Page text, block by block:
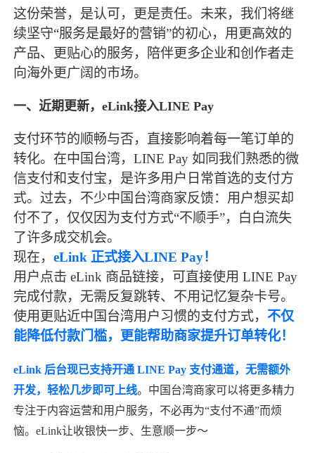
这份荣誉，是认可，更是责任。未来，我们将继
续坚守“服务是最好的营销”的初心，用更高效的
产品、更贴心的服务，陪伴更多企业和创作者走
向海外更广阔的市场。
一、近期更新，eLink接入LINE Pay
支付环节的顺畅与否，直接影响着每一笔订单的
转化。在中国台湾，LINE Pay 如同我们熟悉的微
信支付和支付宝，是许多用户日常首选的支付方
式。过去，不少中国台湾商家反馈：用户想买却
付不了，仅仅因为支付方式“不顺手”，白白流失
了许多成交机会。
现在，eLink 正式接入LINE Pay！
用户点击 eLink 商品链接，可直接使用 LINE Pay
完成付款，无需反复跳转、不用记忆复杂卡号。
使用更贴近中国台湾用户习惯的支付方式，不仅
能降低付款门槛，更能帮助商家提升订单转化！
eLink 后台现已支持开通 LINE Pay 支付通道，无需额外
开发，轻松几步即可上线。中国台湾商家可以将更多精力
专注于内容运营和用户服务，不必再为“支付不通”而烦
恼。eLink让收银快一步、生意顺一步～